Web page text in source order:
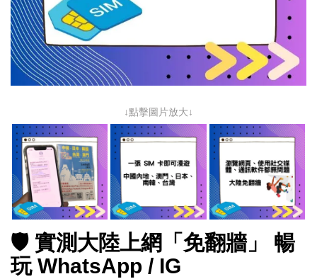
↓點擊圖片放大↓
🛡️ 實測大陸上網「免翻牆」 暢
玩 WhatsApp / IG